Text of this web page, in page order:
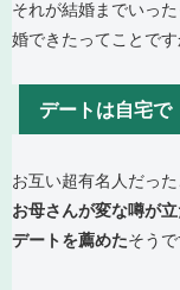
それが結婚までいっ
婚できたってことで
デートは自宅で
お互い超有名人だっ
お母さんが変な噂が
デートを薦めたそうで